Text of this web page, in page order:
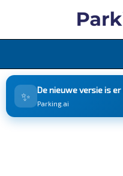
M
m
e
i
✨ De nieuwe versie is er
Parking.ai